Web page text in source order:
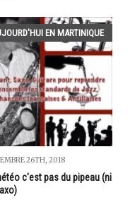
EN MARTINIQUE
26TH, 2018
c'est pas du pipeau (ni